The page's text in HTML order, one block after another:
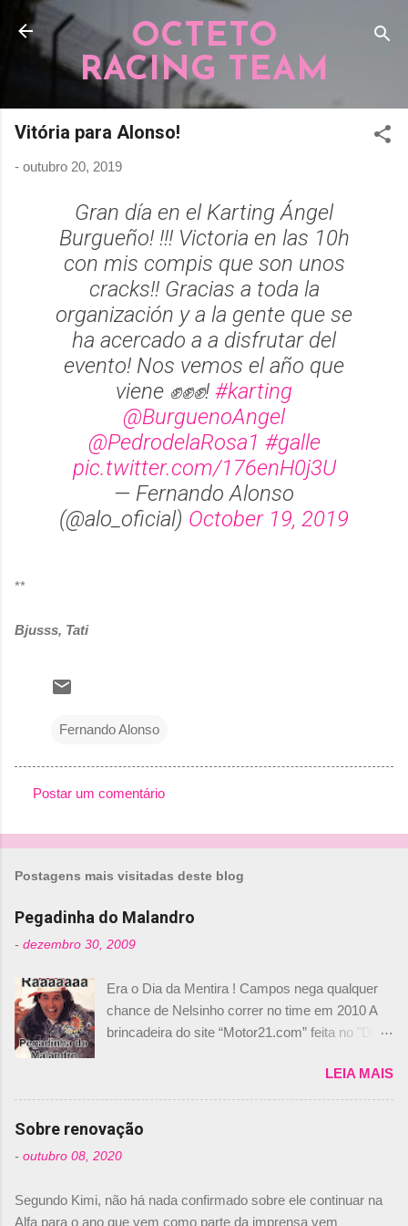
Pular para o conteúdo principal
OCTETO
RACING TEAM
Vitória para Alonso!
- outubro 20, 2019
Gran día en el Karting Ángel
Burgueño! !!! Victoria en las 10h
con mis compis que son unos
cracks!! Gracias a toda la
organización y a la gente que se
ha acercado a a disfrutar del
evento! Nos vemos el año que
viene ✊️✊️✊️! #karting
@BurguenoAngel
@PedrodelaRosa1 #galle
pic.twitter.com/176enH0j3U
— Fernando Alonso
(@alo_oficial) October 19, 2019
**
Bjusss, Tati
Fernando Alonso
o
n
t
r
i
o
Postar um comentário
Postagens mais visitadas deste blog
Pegadinha do Malandro
- dezembro 30, 2009
Era o Dia da Mentira ! Campos nega qualquer
chance de Nelsinho correr no time em 2010 A
brincadeira do site “Motor21.com” feita no "Día
de abril –, afirmando que Nelson Piquet havia
comprado 15% das ações da Campos, dando,
com isso, um lugar no time a Nelsinho Piquet,
foi esclarecida de uma vez por todas por
Daniele Audetto, diretor da escuderia. O
não será o companheiro de Bruno Senna em
LEIA MAIS
Sobre renovação
- outubro 08, 2020
Segundo Kimi, não há nada confirmado sobre ele continuar na
Alfa para o ano que vem como parte da imprensa vem